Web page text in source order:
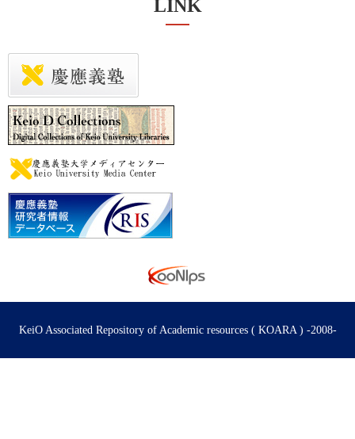
LINK
KeiO Associated Repository of Academic resources ( KOARA ) -2008-